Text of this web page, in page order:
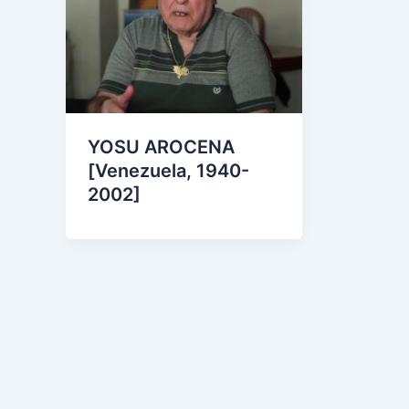
YOSU AROCENA
[Venezuela, 1940-
2002]